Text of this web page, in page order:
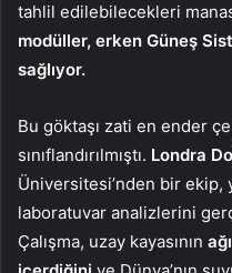
tahlil edilebilecekleri
modüller, erken Güneş
sağlıyor.
Bu göktaşı zati en ender
sınıflandırılmıştı. Londra
Üniversitesi’nden bir ekip,
laboratuvar analizlerini
Çalışma, uzay kayasının